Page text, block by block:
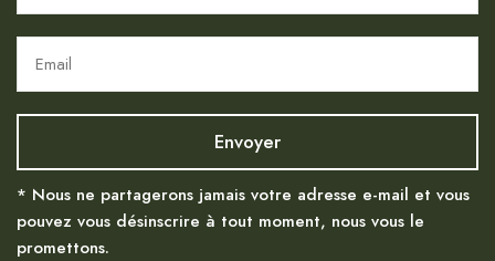
* Nous ne partagerons jamais votre adresse e-mail et vous
pouvez vous désinscrire à tout moment, nous vous le
promettons.